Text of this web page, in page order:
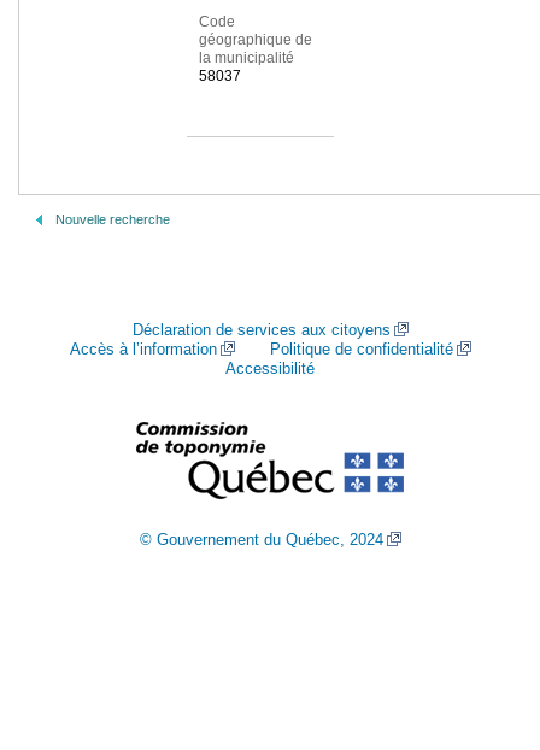
Code
géographique de
la municipalité
58037
Nouvelle recherche
Déclaration de services aux citoyens
Accès à l’information
Politique de confidentialité
Accessibilité
© Gouvernement du Québec, 2024